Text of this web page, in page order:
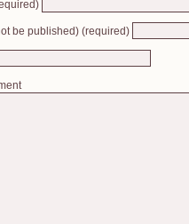
be published) (required)